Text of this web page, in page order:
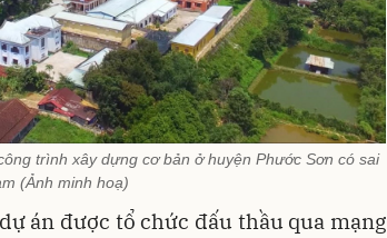
trình xây dựng cơ bản ở huyện Phước Sơn có sai
(Ảnh minh hoạ)
án được tổ chức đấu thầu qua mạng